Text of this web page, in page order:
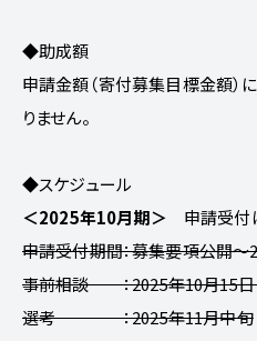
◆助成額
申請金額（寄付募集目標金額）
りません。
◆スケジュール
＜2025年10月期＞ 申請受付
申請受付期間：募集要項公開
事前相談 ：2025年10月15日
選考 ：2025年11月中旬